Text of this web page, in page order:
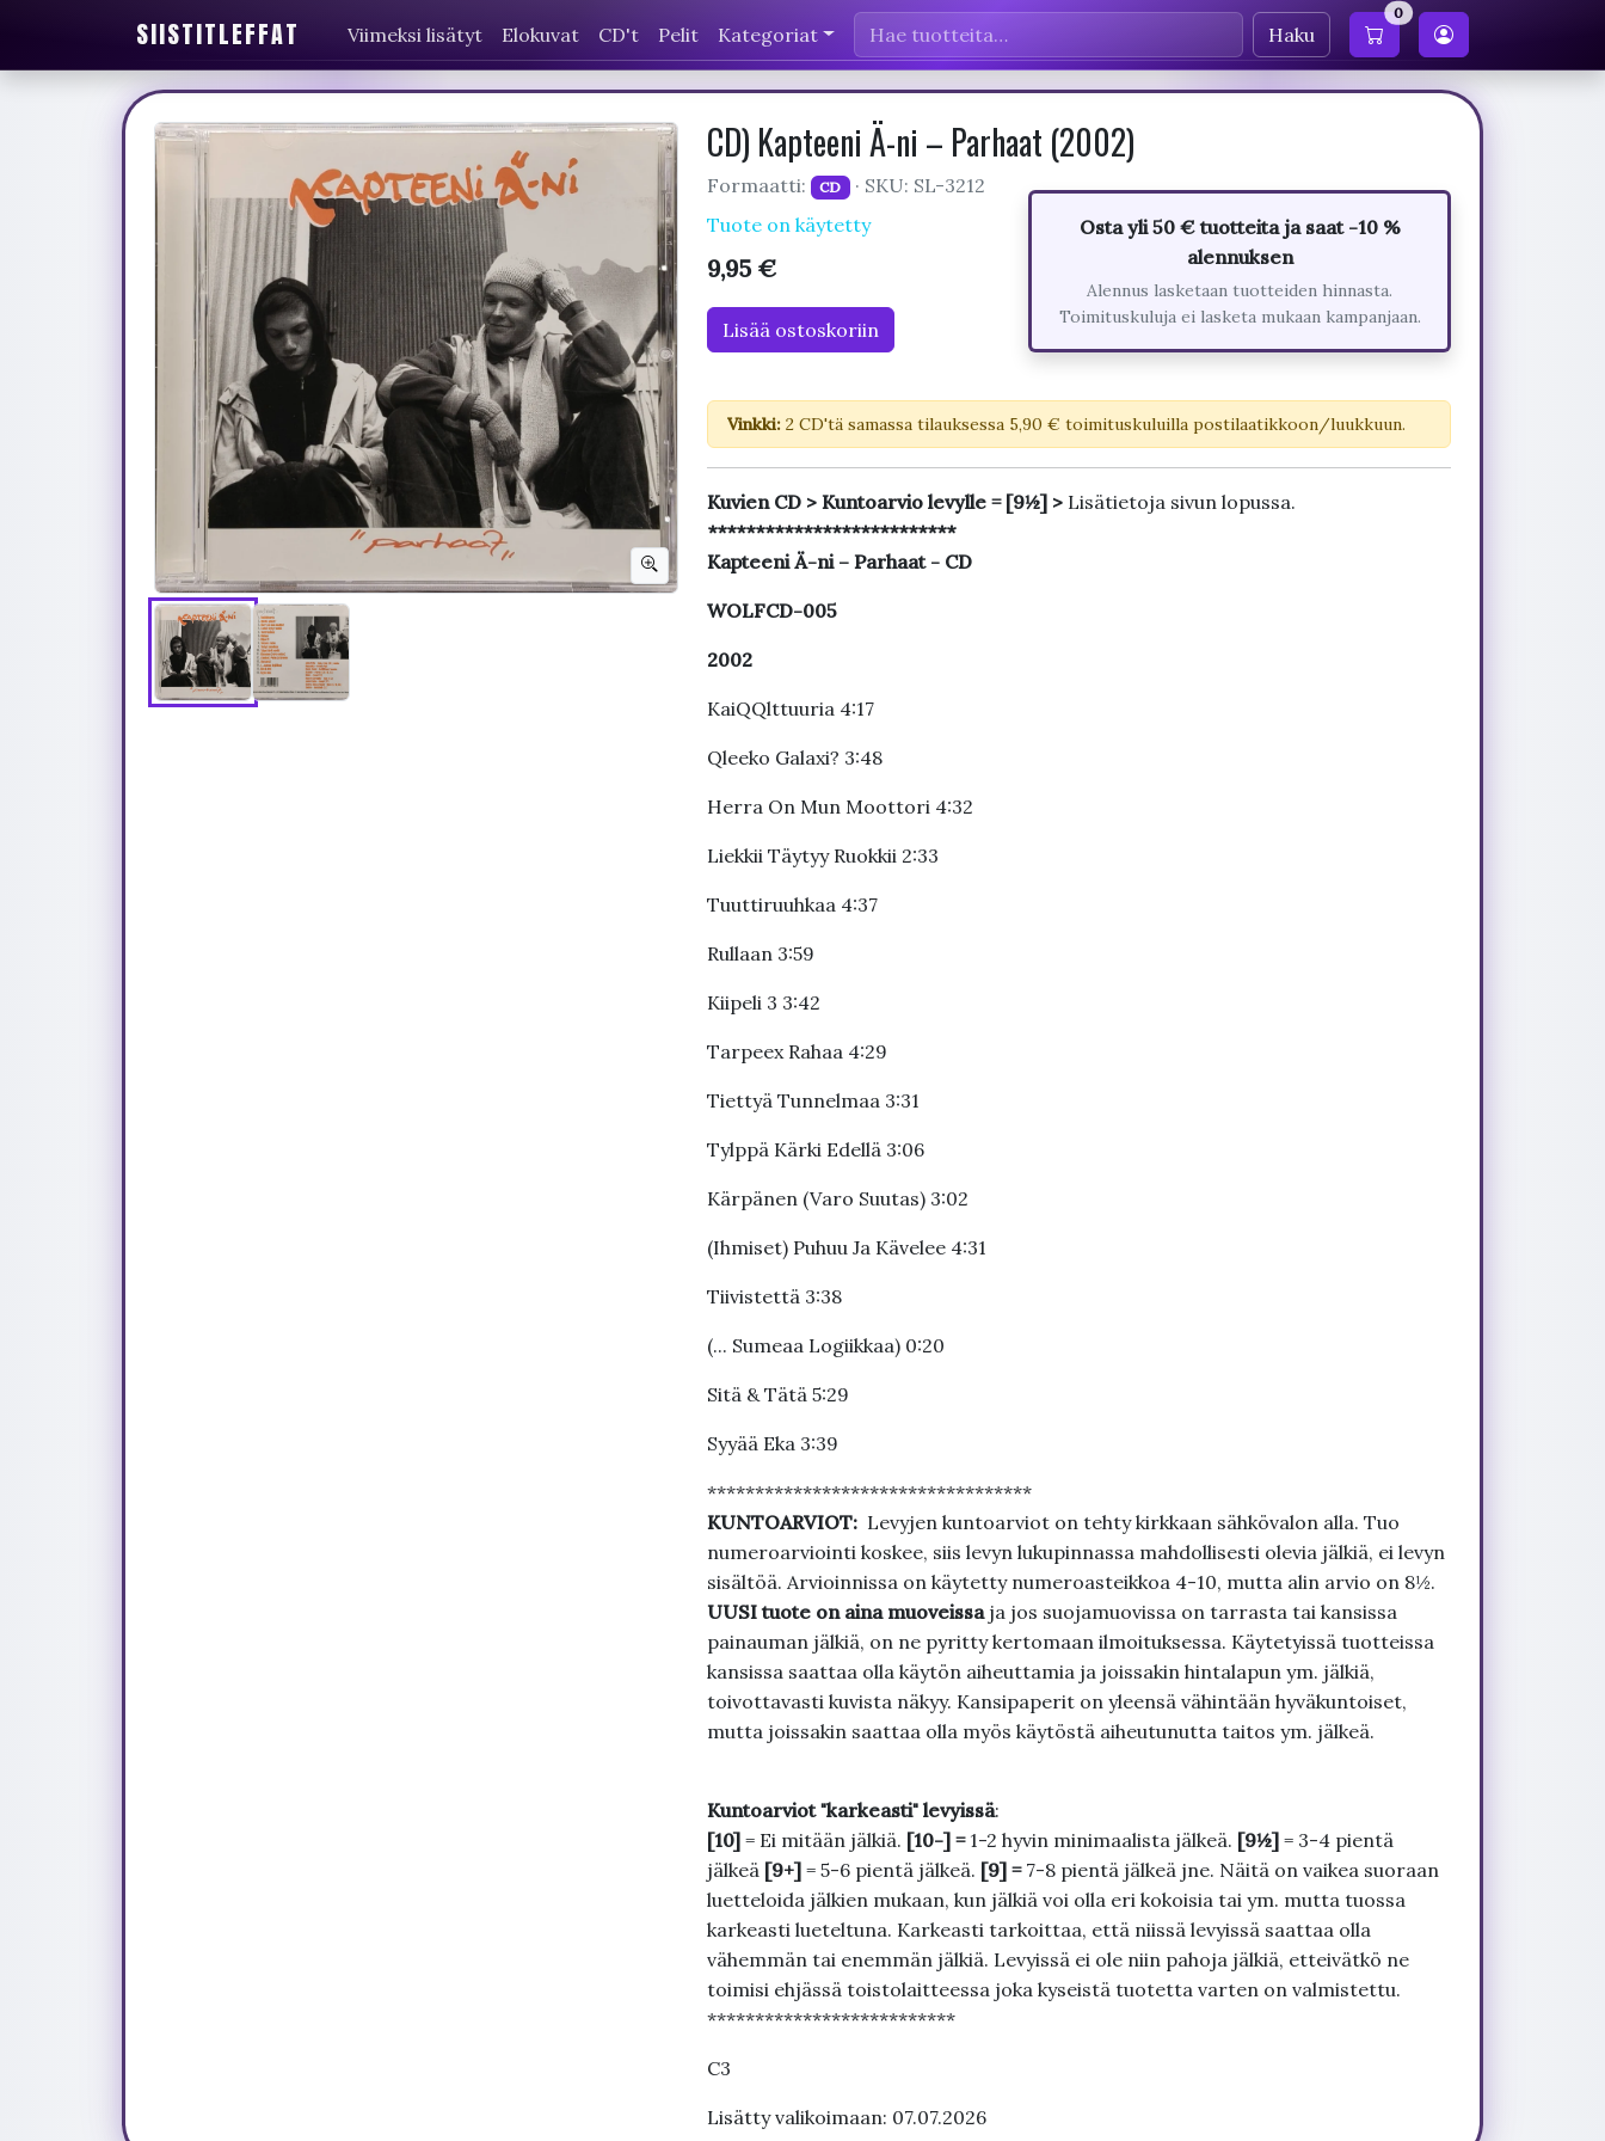
SIISTITLEFFAT Viimeksi lisätyt Elokuvat CD't Pelit Kategoriat Haku
0
CD) Kapteeni Ä-ni – Parhaat (2002)
Formaatti: CD
· SKU: SL-3212
Tuote on käytetty
9,95 €
Lisää ostoskoriin
Osta yli 50 € tuotteita ja saat -10 %
alennuksen
Alennus lasketaan tuotteiden hinnasta.
Toimituskuluja ei lasketa mukaan kampanjaan.
Vinkki:2 CD'tä samassa tilauksessa 5,90 € toimituskuluilla postilaatikkoon/luukkuun.
Kuvien CD > Kuntoarvio levylle = [9½] >Lisätietoja sivun lopussa.
**************************
Kapteeni Ä-ni – Parhaat - CD
WOLFCD-005
2002
KaiQQlttuuria 4:17
Qleeko Galaxi? 3:48
Herra On Mun Moottori 4:32
Liekkii Täytyy Ruokkii 2:33
Tuuttiruuhkaa 4:37
Rullaan 3:59
Kiipeli 3 3:42
Tarpeex Rahaa 4:29
Tiettyä Tunnelmaa 3:31
Tylppä Kärki Edellä 3:06
Kärpänen (Varo Suutas) 3:02
(Ihmiset) Puhuu Ja Kävelee 4:31
Tiivistettä 3:38
(... Sumeaa Logiikkaa) 0:20
Sitä & Tätä 5:29
Syyää Eka 3:39
**********************************
KUNTOARVIOT: Levyjen kuntoarviot on tehty kirkkaan sähkövalon alla. Tuo
numeroarviointi koskee, siis levyn lukupinnassa mahdollisesti olevia jälkiä, ei levyn
sisältöä. Arvioinnissa on käytetty numeroasteikkoa 4-10, mutta alin arvio on 8½.
UUSI tuote on aina muoveissa ja jos suojamuovissa on tarrasta tai kansissa
painauman jälkiä, on ne pyritty kertomaan ilmoituksessa. Käytetyissä tuotteissa
kansissa saattaa olla käytön aiheuttamia ja joissakin hintalapun ym. jälkiä,
toivottavasti kuvista näkyy. Kansipaperit on yleensä vähintään hyväkuntoiset,
mutta joissakin saattaa olla myös käytöstä aiheutunutta taitos ym. jälkeä.
Kuntoarviot "karkeasti" levyissä:
[10]= Ei mitään jälkiä. [10-] = 1-2 hyvin minimaalista jälkeä. [9½]= 3-4 pientä
jälkeä [9+]= 5-6 pientä jälkeä. [9] = 7-8 pientä jälkeä jne. Näitä on vaikea suoraan
luetteloida jälkien mukaan, kun jälkiä voi olla eri kokoisia tai ym. mutta tuossa
karkeasti lueteltuna. Karkeasti tarkoittaa, että niissä levyissä saattaa olla
vähemmän tai enemmän jälkiä. Levyissä ei ole niin pahoja jälkiä, etteivätkö ne
toimisi ehjässä toistolaitteessa joka kyseistä tuotetta varten on valmistettu.
**************************
C3
Lisätty valikoimaan: 07.07.2026